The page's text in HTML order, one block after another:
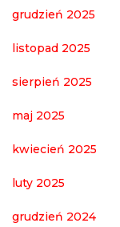
grudzień 2025
listopad 2025
sierpień 2025
maj 2025
kwiecień 2025
luty 2025
grudzień 2024